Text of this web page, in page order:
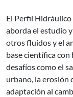
El Perfil
aborda el estudio
otros fluidos y el
base científica
desafíos como el
urbano, la erosión
adaptación al